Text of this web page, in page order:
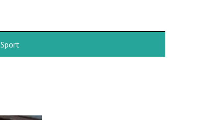
Sport